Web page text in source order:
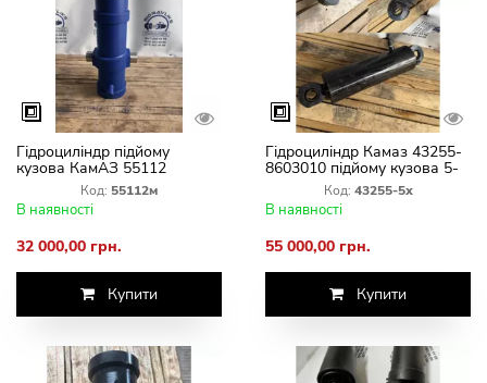
Гідроциліндр підйому
кузова КамАЗ 55112
М-8603010 ГЦ 111.02.015-2
Код: 55112м
В наявності
32 000,00 грн.
Купити
Гідроциліндр Камаз 43255-
8603010 підйому кузова 5-
штовийГЦ 111.02.017
Код: 43255-5х
В наявності
55 000,00 грн.
Купити